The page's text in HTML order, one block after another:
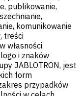
publikowanie,
komunikowanie
treści
własności
i znaków
JABLOTRON, jest
form
przypadków